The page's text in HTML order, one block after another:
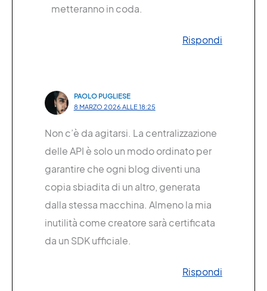
metteranno in coda.
Rispondi
PAOLO PUGLIESE
8 MARZO 2026 ALLE 18:25
Non c’è da agitarsi. La centralizzazione
delle API è solo un modo ordinato per
garantire che ogni blog diventi una
copia sbiadita di un altro, generata
dalla stessa macchina. Almeno la mia
inutilità come creatore sarà certificata
da un SDK ufficiale.
Rispondi